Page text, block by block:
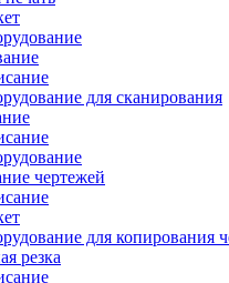
для сканирования
чертежей
для копирования
резка